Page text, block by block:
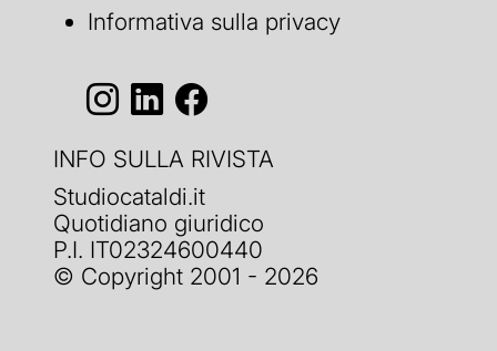
Informativa sulla privacy
INFO SULLA RIVISTA
Studiocataldi.it
Quotidiano giuridico
P.I. IT02324600440
© Copyright 2001 - 2026